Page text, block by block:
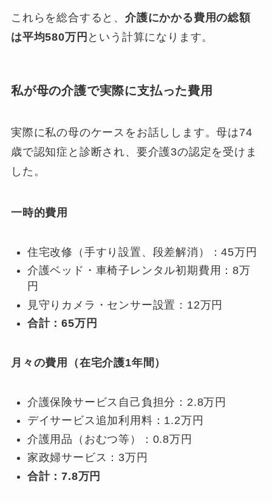
これらを総合すると、 介護にかかる費用の総額
は平均580万円 という計算になります。
私が母の介護で実際に支払った費用
実際に私の母のケースをお話しします。母は74
歳で認知症と診断され、要介護3の認定を受けま
した。
一時的費用
住宅改修（手すり設置、段差解消）：45万円
介護ベッド・車椅子レンタル初期費用：8万
円
見守りカメラ・センサー設置：12万円
合計：65万円
月々の費用（在宅介護1年間）
介護保険サービス自己負担分：2.8万円
デイサービス追加利用料：1.2万円
介護用品（おむつ等）：0.8万円
家政婦サービス：3万円
合計：7.8万円